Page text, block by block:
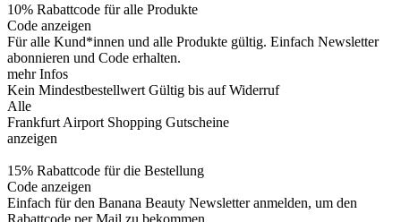
10% Rabattcode für alle Produkte
Code anzeigen
Für alle Kund*innen und alle Produkte gültig. Einfach Newsletter
abonnieren und Code erhalten.
mehr Infos
Kein Mindestbestellwert Gültig bis auf Widerruf
Alle
Frankfurt Airport Shopping Gutscheine
anzeigen
15% Rabattcode für die Bestellung
Code anzeigen
Einfach für den Banana Beauty Newsletter anmelden, um den
Rabattcode per Mail zu bekommen.